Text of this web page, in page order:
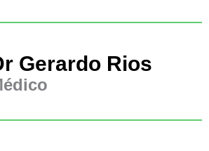
Gerardo Rios